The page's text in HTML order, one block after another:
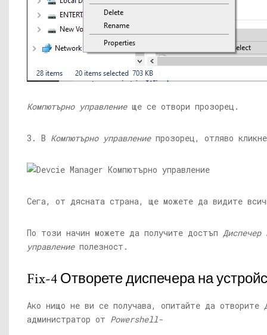
Компютърно управлениеще се отвори прозорец.
3. В Компютърно управлениепрозорец, отляво
Сега, от дясната страна, ще можете да видите
По този начин можете да получите достъп Диспечер
управлениеполезност.
Fix-4 Отворете диспечера на
Ако нищо не ви се получава, опитайте да отворите
администратор от Powershell-